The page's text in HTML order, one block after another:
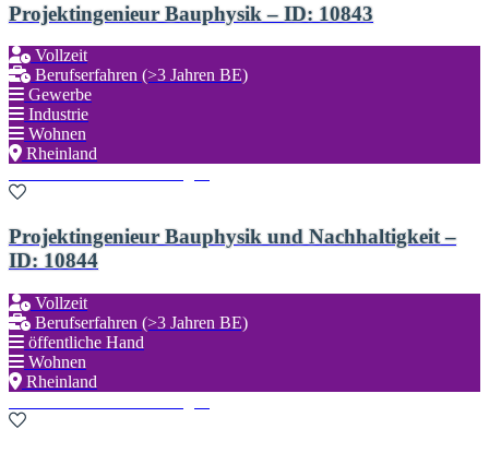
Projektingenieur Bauphysik – ID: 10843
Vollzeit
Berufserfahren (>3 Jahren BE)
Gewerbe
Industrie
Wohnen
Rheinland
Projektingenieur Bauphysik und Nachhaltigkeit –
ID: 10844
Vollzeit
Berufserfahren (>3 Jahren BE)
öffentliche Hand
Wohnen
Rheinland